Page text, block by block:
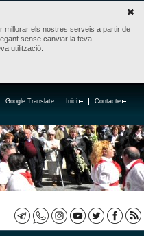
millorar els nostres serveis a partir de
sense canviar la teva
utilització.
Contacte
Inici
Google Translate